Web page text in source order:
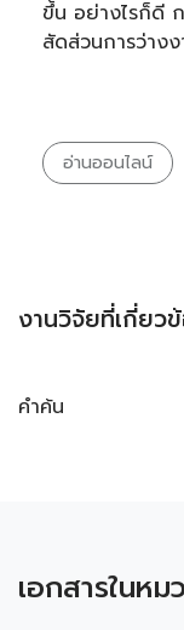
ขึ้น อย่างไรก็ดี
สัดส่วนการว่าง
อ่านออนไลน์
งานวิจัยที่เกี่ยว
คำค้น
เอกสารในห